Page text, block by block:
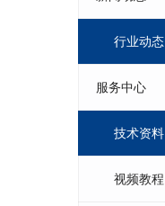
行业动态
服务中心
技术资料
视频教程